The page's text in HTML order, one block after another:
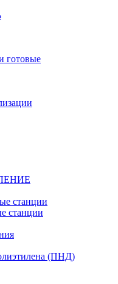
готовые
станции
станции
(ПНД)